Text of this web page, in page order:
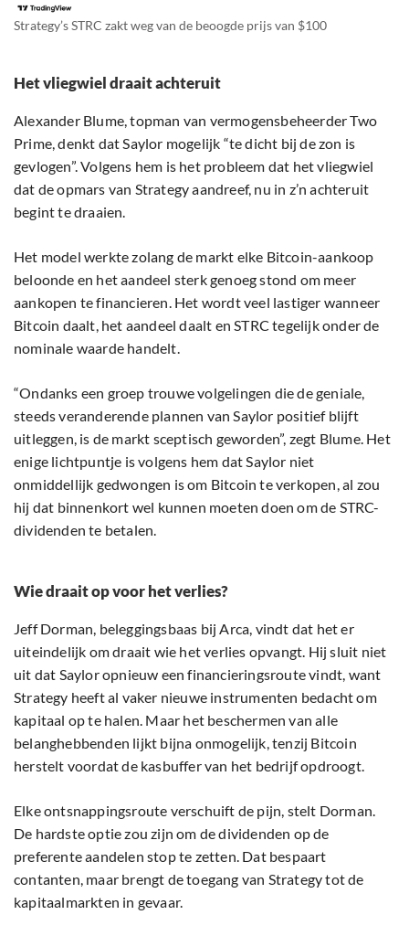
Strategy’s STRC zakt weg van de beoogde prijs van $100
Het vliegwiel draait achteruit
Alexander Blume, topman van vermogensbeheerder Two
Prime, denkt dat Saylor mogelijk “te dicht bij de zon is
gevlogen”. Volgens hem is het probleem dat het vliegwiel
dat de opmars van Strategy aandreef, nu in z’n achteruit
begint te draaien.
Het model werkte zolang de markt elke Bitcoin-aankoop
beloonde en het aandeel sterk genoeg stond om meer
aankopen te financieren. Het wordt veel lastiger wanneer
Bitcoin daalt, het aandeel daalt en STRC tegelijk onder de
nominale waarde handelt.
“Ondanks een groep trouwe volgelingen die de geniale,
steeds veranderende plannen van Saylor positief blijft
uitleggen, is de markt sceptisch geworden”, zegt Blume. Het
enige lichtpuntje is volgens hem dat Saylor niet
onmiddellijk gedwongen is om Bitcoin te verkopen, al zou
hij dat binnenkort wel kunnen moeten doen om de STRC-
dividenden te betalen.
Wie draait op voor het verlies?
Jeff Dorman, beleggingsbaas bij Arca, vindt dat het er
uiteindelijk om draait wie het verlies opvangt. Hij sluit niet
uit dat Saylor opnieuw een financieringsroute vindt, want
Strategy heeft al vaker nieuwe instrumenten bedacht om
kapitaal op te halen. Maar het beschermen van alle
belanghebbenden lijkt bijna onmogelijk, tenzij Bitcoin
herstelt voordat de kasbuffer van het bedrijf opdroogt.
Elke ontsnappingsroute verschuift de pijn, stelt Dorman.
De hardste optie zou zijn om de dividenden op de
preferente aandelen stop te zetten. Dat bespaart
contanten, maar brengt de toegang van Strategy tot de
kapitaalmarkten in gevaar.